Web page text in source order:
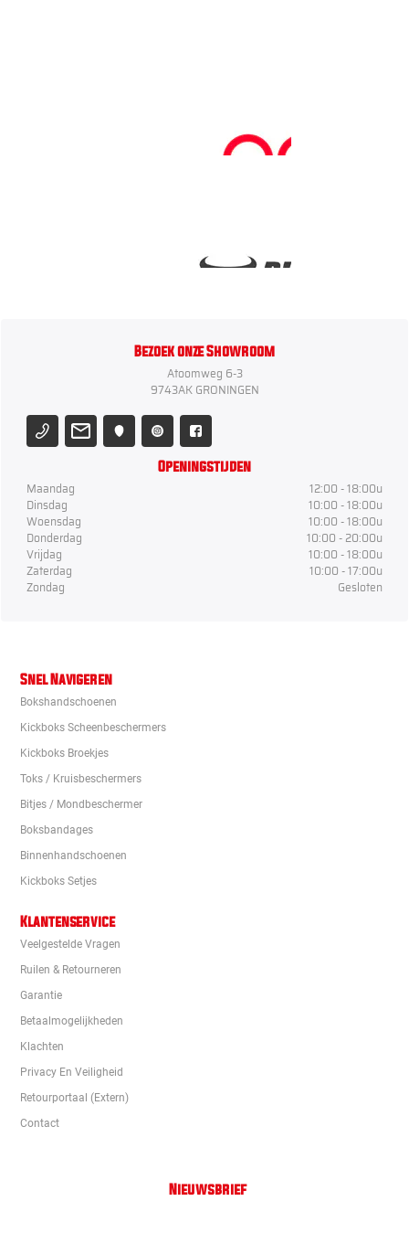
Bezoek onze Showroom
Atoomweg 6-3
9743AK GRONINGEN
Openingstijden
Maandag
12:00 - 18:00u
Dinsdag
10:00 - 18:00u
Woensdag
10:00 - 18:00u
Donderdag
10:00 - 20:00u
Vrijdag
10:00 - 18:00u
Zaterdag
10:00 - 17:00u
Zondag
Gesloten
Snel Navigeren
Bokshandschoenen
Kickboks Scheenbeschermers
Kickboks Broekjes
Toks / Kruisbeschermers
Bitjes / Mondbeschermer
Boksbandages
Binnenhandschoenen
Kickboks Setjes
Klantenservice
Veelgestelde Vragen
Ruilen & Retourneren
Garantie
Betaalmogelijkheden
Klachten
Privacy En Veiligheid
Retourportaal (extern)
Contact
Nieuwsbrief